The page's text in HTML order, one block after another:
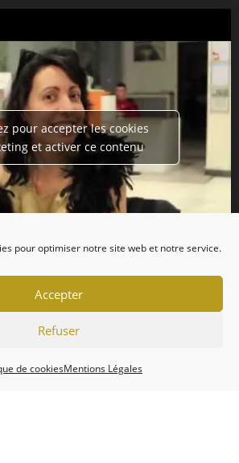
pour optimiser notre site web et notre service.
Accepter
Refuser
de cookiesMentions Légales
pour accepter les cookies
et activer ce contenu